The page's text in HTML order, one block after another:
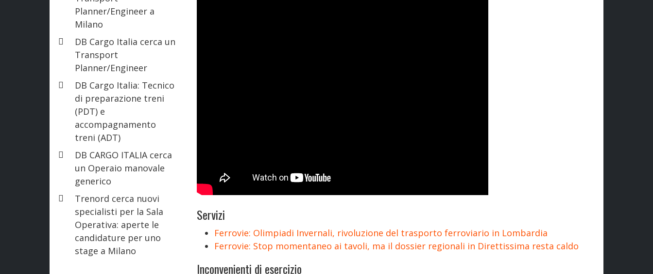
Planner/Engineer a
Milano
DB Cargo Italia cerca un
Transport
Planner/Engineer
DB Cargo Italia: Tecnico
di preparazione treni
(PDT) e
accompagnamento
treni (ADT)
DB CARGO ITALIA cerca
un Operaio manovale
generico
Trenord cerca nuovi
specialisti per la Sala
Operativa: aperte le
candidature per uno
stage a Milano
Servizi
Ferrovie: Olimpiadi Invernali, rivoluzione del trasporto ferroviario in Lombardia
Ferrovie: Stop momentaneo ai tavoli, ma il dossier regionali in Direttissima resta caldo
Inconvenienti di esercizio